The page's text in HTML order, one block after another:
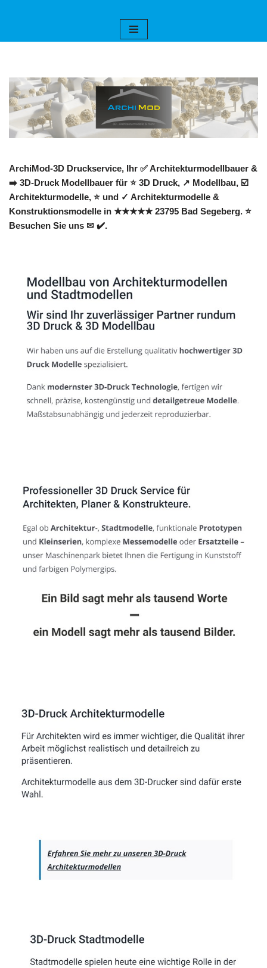
ArchiMod-3D Druckservice, Ihr ✅ Architekturmodellbauer &
➡️ 3D-Druck Modellbauer für ⭐ 3D Druck, ↗️ Modellbau, ☑️
Architekturmodelle, ⭐ und ✓ Architekturmodelle &
Konstruktionsmodelle in ★★★★★ 23795 Bad Segeberg. ⭐
Besuchen Sie uns ✉ ✔️.